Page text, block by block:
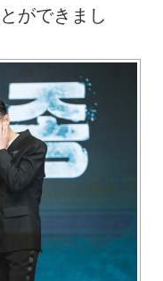
ができまし